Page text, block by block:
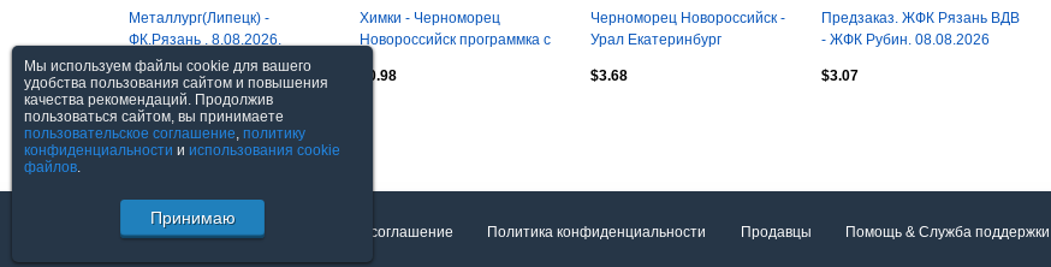
Металлург(Липецк) -
ФК.Рязань . 8.08.2026.
$1.47
Химки - Черноморец
Новороссийск программка с
$0.98
Черноморец Новороссийск -
Урал Екатеринбург
$3.68
Предзаказ. ЖФК Рязань ВДВ
- ЖФК Рубин. 08.08.2026
$3.07
Посмотреть все
О торговой площадке Пользовательское соглашение Политика конфиденциальности Продавцы Помощь & Служба поддержки
Мы используем файлы cookie для вашего
удобства пользования сайтом и повышения
качества рекомендаций. Продолжив
пользоваться сайтом, вы принимаете
пользовательское соглашение, политику
конфиденциальности и использования cookie
файлов.
Принимаю